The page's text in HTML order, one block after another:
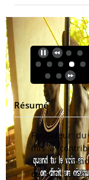
Résumé
Fondateur
mis à
coins du
de son